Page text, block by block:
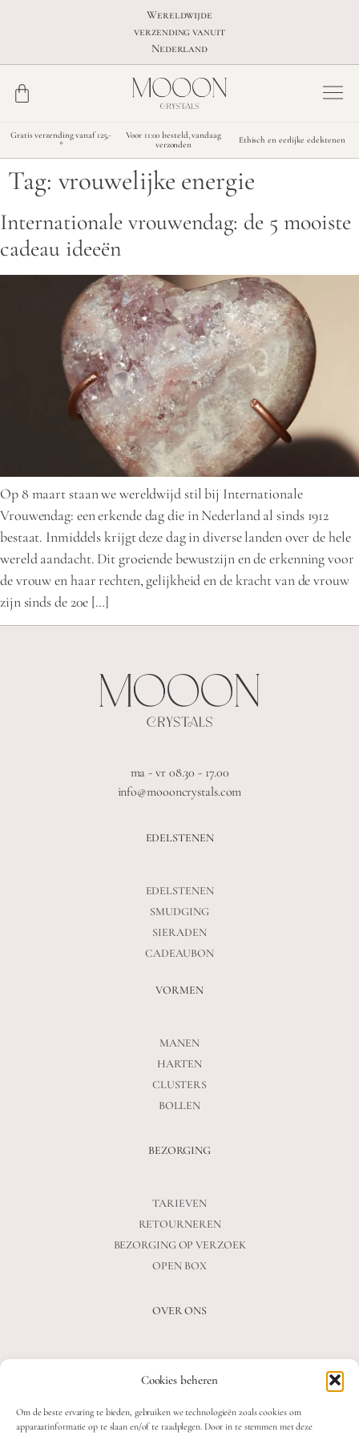
Cookies beheren
Om de beste ervaring te bieden, gebruiken we technologieën zoals cookies om
apparaatinformatie op te slaan en/of te raadplegen. Door in te stemmen met deze
Wereldwijde
verzending vanuit
Nederland
Gratis verzending vanaf 125,-
*
Voor 11:00 besteld, vandaag
verzonden
Ethisch en eerlijke edelstenen
Tag: vrouwelijke energie
Internationale vrouwendag: de 5 mooiste
cadeau ideeën
Op 8 maart staan we wereldwijd stil bij Internationale
Vrouwendag: een erkende dag die in Nederland al sinds 1912
bestaat. Inmiddels krijgt deze dag in diverse landen over de hele
wereld aandacht. Dit groeiende bewustzijn en de erkenning voor
de vrouw en haar rechten, gelijkheid en de kracht van de vrouw
zijn sinds de 20e […]
ma - vr 08.30 - 17.00
info@moooncrystals.com
EDELSTENEN
EDELSTENEN
SMUDGING
SIERADEN
CADEAUBON
VORMEN
MANEN
HARTEN
CLUSTERS
BOLLEN
BEZORGING
TARIEVEN
RETOURNEREN
BEZORGING OP VERZOEK
OPEN BOX
OVER ONS
VEELGESTELDE VRAGEN
OVER ONS
CONTACT